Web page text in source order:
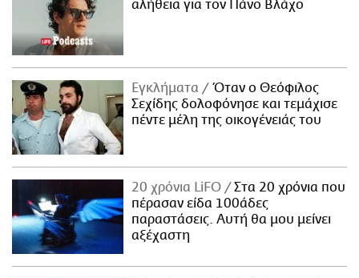
αλήθεια για τον Πάνο Βλάχο
Εγκλήματα
Όταν ο Θεόφιλος
Σεχίδης δολοφόνησε και τεμάχισε
πέντε μέλη της οικογένειάς του
20 χρόνια LiFO
Στα 20 χρόνια που
πέρασαν είδα 100άδες
παραστάσεις. Αυτή θα μου μείνει
αξέχαστη